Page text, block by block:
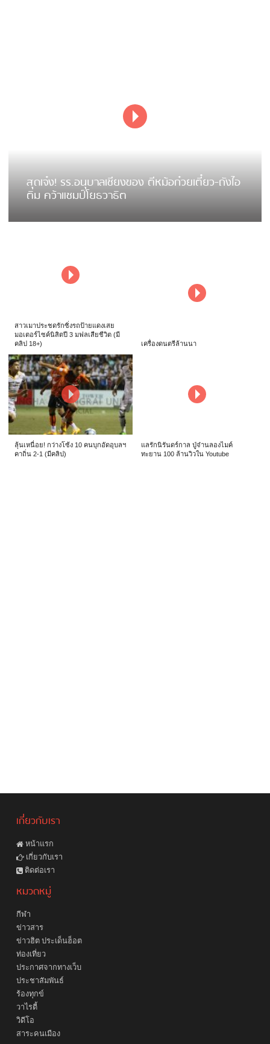
สุดเจ๋ง! รร.อนุบาลเชียงของ ตีหม้อก๋วยเตี๋ยว-ถังไอ
ติม คว้าแชมป์โยธวาธิต
สาวเมาประชดรักซิ่งรถป้ายแดงเสย
มอเตอร์ไซค์นิสิตปี 3 มฟลเสียชีวิต (มี
คลิป 18+)
เครื่องดนตรีล้านนา
ลุ้นเหนื่อย! กว่างโซ้ง 10 คนบุกอัดอุบลฯ
คาถิ่น 2-1 (มีคลิป)
แลรักนิรันดร์กาล ปู่จ๋านลองไมค์
ทะยาน 100 ล้านวิวใน Youtube
เกี่ยวกับเรา
หน้าแรก
เกี่ยวกับเรา
ติดต่อเรา
หมวดหมู่
กีฬา
ข่าวสาร
ข่าวฮิต ประเด็นฮ็อต
ท่องเที่ยว
ประกาศจากทางเว็บ
ประชาสัมพันธ์
ร้องทุกข์
วาไรตี้
วิดีโอ
สาระคนเมือง